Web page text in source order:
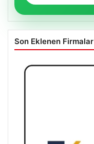
Son Eklenen Firmalar